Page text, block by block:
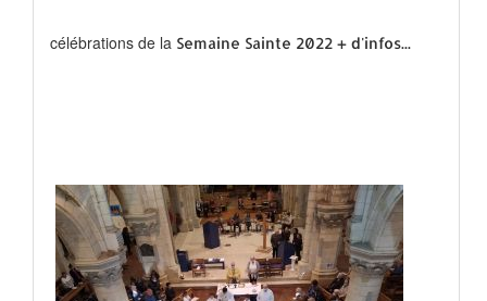
célébrations de la Semaine Sainte 2022 + d'infos...